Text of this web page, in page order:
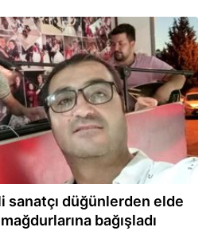
sanatçı düğünlerden elde
bağışladı